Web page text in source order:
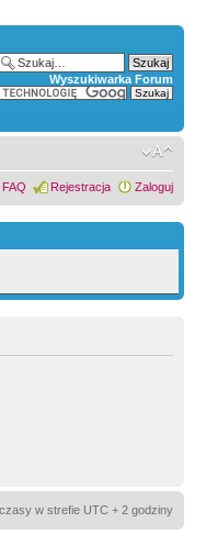
Wyszukiwarka Forum
FAQ Rejestracja Zaloguj
w strefie UTC + 2 godziny